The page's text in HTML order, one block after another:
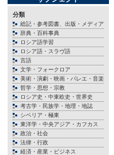
分類
総記・参考図書、出版・メディア
辞典・百科事典
ロシア語学習
ロシア語・スラヴ語
言語
文学・フォークロア
美術・演劇・映画・バレエ・音楽
哲学・思想・宗教
ロシア史・中東欧史・世界史
考古学・民族学・地理・地誌
シベリア・極東
東洋学・中央アジア・カフカス
政治・社会
法律・行政
経済・産業・ビジネス